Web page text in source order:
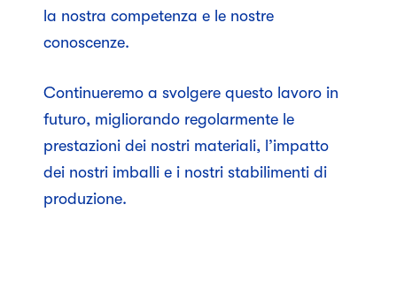
la nostra competenza e le nostre
conoscenze.
Continueremo a svolgere questo lavoro in
futuro, migliorando regolarmente le
prestazioni dei nostri materiali, l’impatto
dei nostri imballi e i nostri stabilimenti di
produzione.